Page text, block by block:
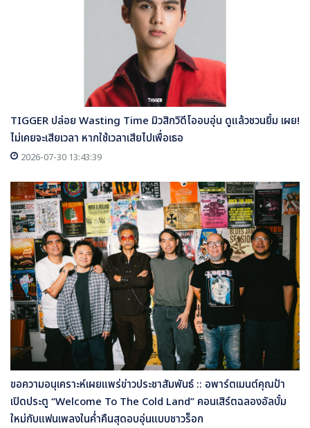
TIGGER ปล่อย Wasting Time มิวสิกวิดีโออบอุ่น ดูแล้วชวนยิ้ม เผย!
ไม่เคยจะเสียเวลา หากใช้เวลาเสียไปเพื่อเธอ
2026-07-30 13:43:39
ขอความอนุเคราะห์เผยแพร่ข่าวประชาสัมพันธ์ :: อพาร์ตเมนต์คุณป้า
เปิดประตู “Welcome To The Cold Land” คอนเสิร์ตฉลองอัลบั้ม
ใหม่กับแฟนเพลงในค่ำคืนสุดอบอุ่นแบบชาวร็อก